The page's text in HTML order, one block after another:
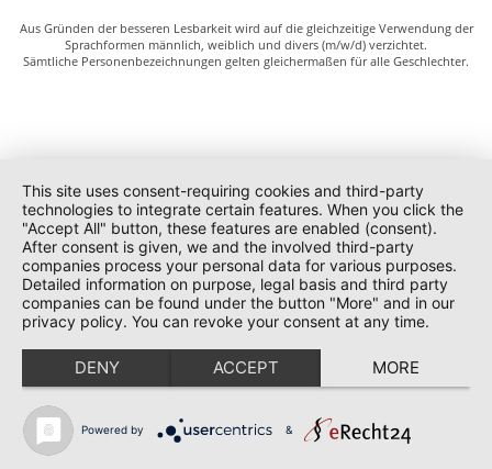
Aus Gründen der besseren Lesbarkeit wird auf die gleichzeitige Verwendung der
Sprachformen männlich, weiblich und divers (m/w/d) verzichtet.
Sämtliche Personenbezeichnungen gelten gleichermaßen für alle Geschlechter.
This site uses consent-requiring cookies and third-party
technologies to integrate certain features. When you click the
"Accept All" button, these features are enabled (consent).
After consent is given, we and the involved third-party
companies process your personal data for various purposes.
Detailed information on purpose, legal basis and third party
companies can be found under the button "More" and in our
privacy policy. You can revoke your consent at any time.
DENY ACCEPT MORE
Powered by &